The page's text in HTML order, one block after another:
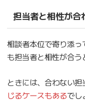
担当者と相性が合
相談者本位で寄り添
も担当者と相性が合う
ときには、合わない担
じるケースもあるでし